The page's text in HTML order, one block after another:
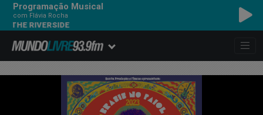
Programação Musical
com Flávia Rocha